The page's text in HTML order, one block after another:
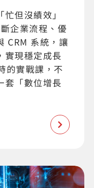
但沒績效」
企業流程、優
CRM 系統，讓
實現穩定成長
的實戰課，不
套「數位增長